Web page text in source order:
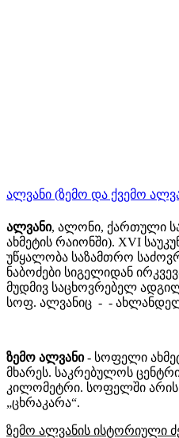
ალვანი (ზემო და ქვემო
ალვანი, ალონი, ქართული
ახმეტის რაიონში). XVI
უწყალობა საზამთრო
ნაბოძები სიგელიდან
მუდმივ საცხოვრებელ
სოფ. ალვანიც - -
ზემო ალვანი- სოფელი
მხარეს. საკრებულოს
კილომეტრი. სოფელში არის
„ცხრაკარა“.
ზემო ალვანის ისტორიული